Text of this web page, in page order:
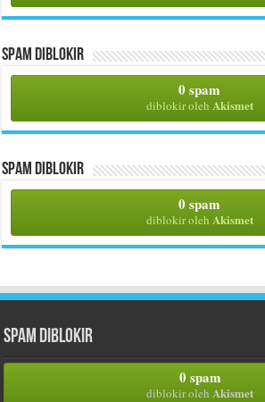
Spam Diblokir
0 spam
diblokir oleh Akismet
Spam Diblokir
0 spam
diblokir oleh Akismet
Spam Diblokir
0 spam
diblokir oleh Akismet